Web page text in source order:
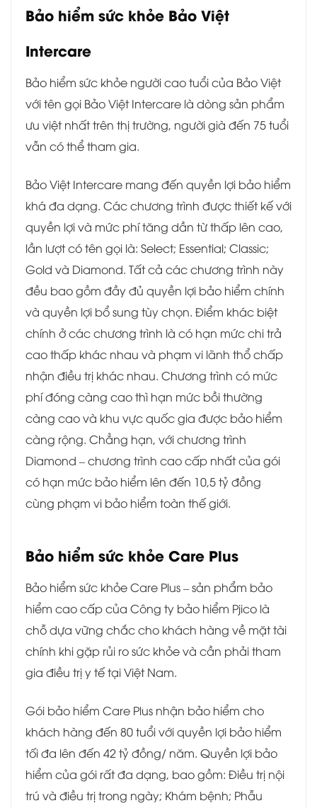
Bảo hiểm sức khỏe Bảo Việt
Intercare
Bảo hiểm sức khỏe người cao tuổi của Bảo Việt
với tên gọi Bảo Việt Intercare là dòng sản phẩm
ưu việt nhất trên thị trường, người già đến 75 tuổi
vẫn có thể tham gia.
Bảo Việt Intercare mang đến quyền lợi bảo hiểm
khá đa dạng. Các chương trình được thiết kế với
quyền lợi và mức phí tăng dần từ thấp lên cao,
lần lượt có tên gọi là: Select; Essential; Classic;
Gold và Diamond. Tất cả các chương trình này
đều bao gồm đầy đủ quyền lợi bảo hiểm chính
và quyền lợi bổ sung tùy chọn. Điểm khác biệt
chính ở các chương trình là có hạn mức chi trả
cao thấp khác nhau và phạm vi lãnh thổ chấp
nhận điều trị khác nhau. Chương trình có mức
phí đóng càng cao thì hạn mức bồi thường
càng cao và khu vực quốc gia được bảo hiểm
càng rộng. Chẳng hạn, với chương trình
Diamond – chương trình cao cấp nhất của gói
có hạn mức bảo hiểm lên đến 10,5 tỷ đồng
cùng phạm vi bảo hiểm toàn thế giới.
Bảo hiểm sức khỏe Care Plus
Bảo hiểm sức khỏe Care Plus – sản phẩm bảo
hiểm cao cấp của Công ty bảo hiểm Pjico là
chỗ dựa vững chắc cho khách hàng về mặt tài
chính khi gặp rủi ro sức khỏe và cần phải tham
gia điều trị y tế tại Việt Nam.
Gói bảo hiểm Care Plus nhận bảo hiểm cho
khách hàng đến 80 tuổi với quyền lợi bảo hiểm
tối đa lên đến 42 tỷ đồng/ năm. Quyền lợi bảo
hiểm của gói rất đa dạng, bao gồm: Điều trị nội
trú và điều trị trong ngày; Khám bệnh; Phẫu